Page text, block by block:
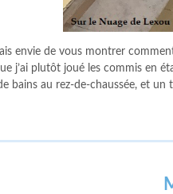
envie de vous montrer
j’ai plutôt joué les commis en
bains au rez-de-chaussée, et